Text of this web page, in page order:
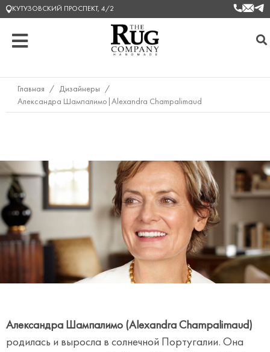
КУТУЗОВСКИЙ ПРОСПЕКТ, 4/2
Главная / Дизайнеры
/
Александра Шампалимо|Alexandra Champalimaud
Александра Шампалимо (Alexandra Champalimaud)
родилась и выросла в солнечной Португалии. Она